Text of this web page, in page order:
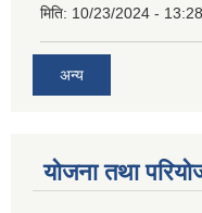
मिति: 10/23/2024 - 13:28
अन्य
योजना तथा